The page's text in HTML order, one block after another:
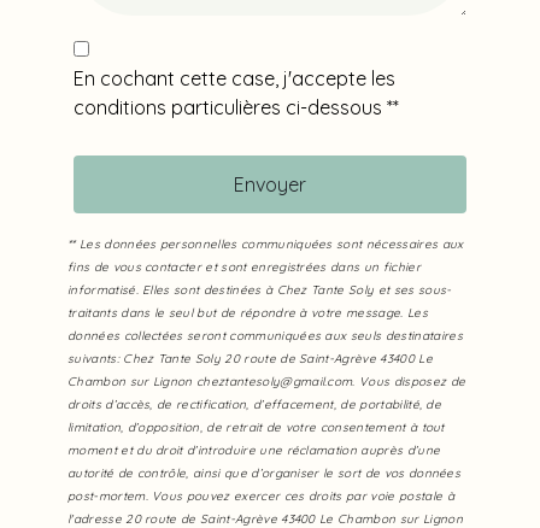
En cochant cette case, j'accepte les
conditions particulières ci-dessous **
Envoyer
** Les données personnelles communiquées sont nécessaires aux
fins de vous contacter et sont enregistrées dans un fichier
informatisé. Elles sont destinées à Chez Tante Soly et ses sous-
traitants dans le seul but de répondre à votre message. Les
données collectées seront communiquées aux seuls destinataires
suivants: Chez Tante Soly 20 route de Saint-Agrève 43400 Le
Chambon sur Lignon cheztantesoly@gmail.com. Vous disposez de
droits d’accès, de rectification, d’effacement, de portabilité, de
limitation, d’opposition, de retrait de votre consentement à tout
moment et du droit d’introduire une réclamation auprès d’une
autorité de contrôle, ainsi que d’organiser le sort de vos données
post-mortem. Vous pouvez exercer ces droits par voie postale à
l'adresse 20 route de Saint-Agrève 43400 Le Chambon sur Lignon